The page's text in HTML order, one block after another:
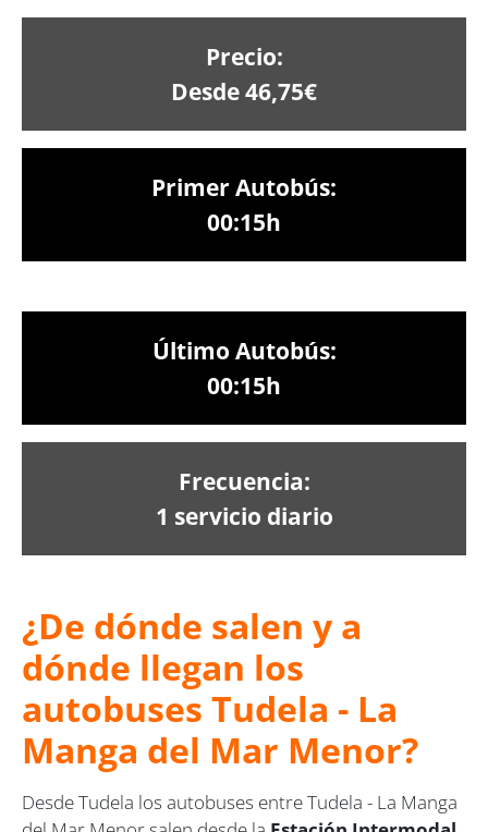
Precio:
Desde 46,75€
Primer Autobús:
00:15h
Último Autobús:
00:15h
Frecuencia:
1 servicio diario
¿De dónde salen y a
dónde llegan los
autobuses Tudela - La
Manga del Mar Menor?
Desde Tudela los autobuses entre Tudela - La Manga